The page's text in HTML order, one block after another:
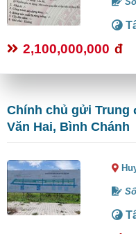
2,100,000,000 đ
Chính chủ gửi Trung
Văn Hai, Bình Chánh